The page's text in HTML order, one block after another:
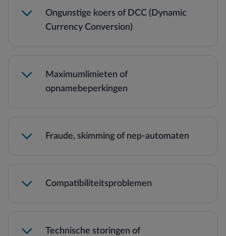
Let op: lokale ATM’s en banken kunnen extra
Ongunstige koers of DCC (Dynamic
Currency Conversion)
Maximumlimieten of
opnamebeperkingen
Fraude, skimming of nep-automaten
Compatibiliteitsproblemen
Technische storingen of